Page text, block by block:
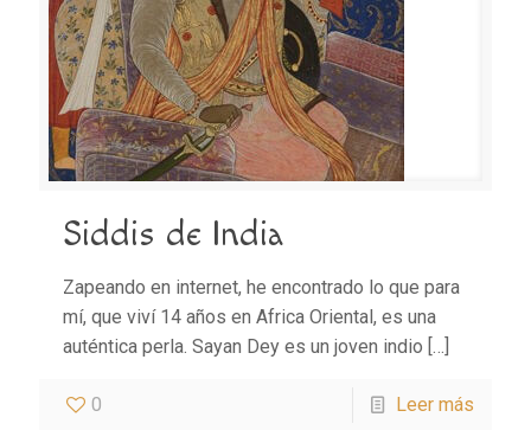
Siddis de India
Zapeando en internet, he encontrado lo que para
mí, que viví 14 años en Africa Oriental, es una
auténtica perla. Sayan Dey es un joven indio […]
0 Leer más